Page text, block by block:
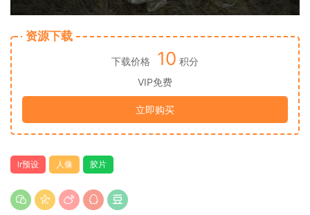
资源下载
下载价格 10 积分
VIP免费
立即购买
lr预设 人像 胶片